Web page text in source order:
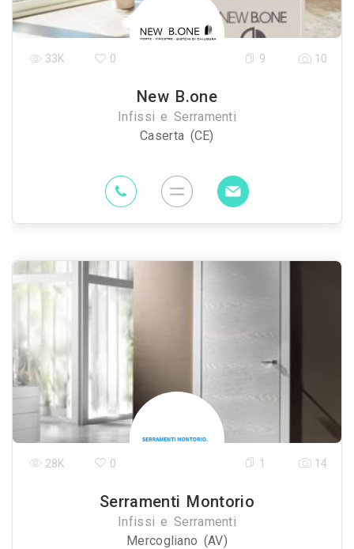
New B.one
Infissi e Serramenti
Caserta (CE)
33K 0 9 10
Serramenti Montorio
Infissi e Serramenti
Mercogliano (AV)
28K 0 1 14